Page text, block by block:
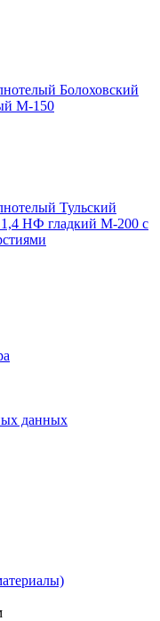
Болоховский
М-150
Тульский
НФ гладкий М-200 с
данных